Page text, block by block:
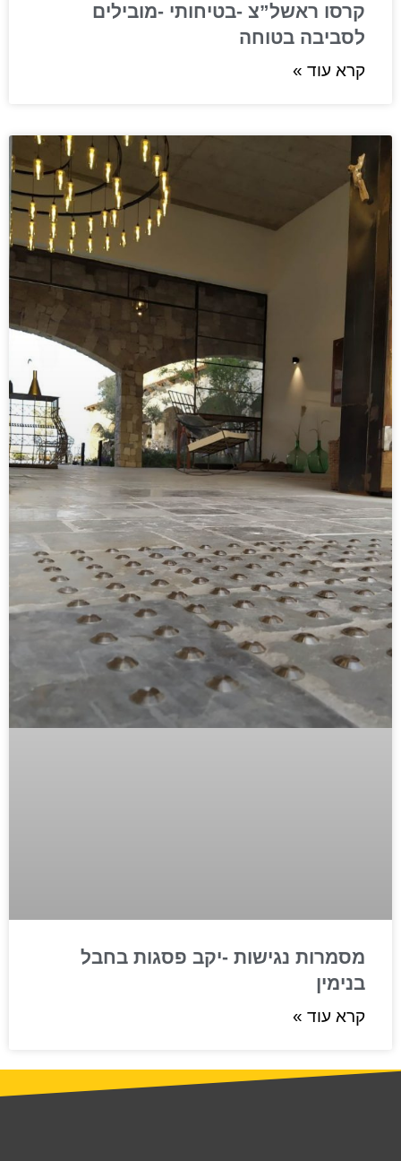
קרסו ראשל”צ -בטיחותי -מובילים
לסביבה בטוחה
קרא עוד »
מסמרות נגישות -יקב פסגות בחבל
בנימין
קרא עוד »